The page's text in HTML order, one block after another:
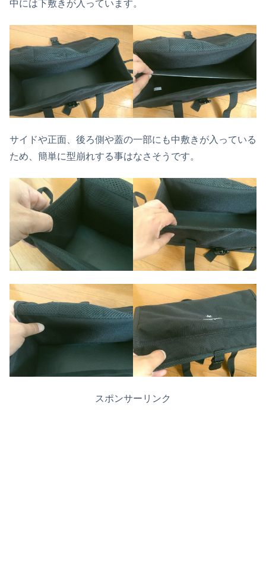
中には下敷きが入っています。
サイドや正面、後ろ側や蓋の一部にも中敷きが入っている
ため、簡単に型崩れする事はなさそうです。
スポンサーリンク